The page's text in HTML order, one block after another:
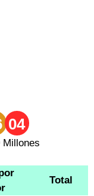
04
Millones
Total